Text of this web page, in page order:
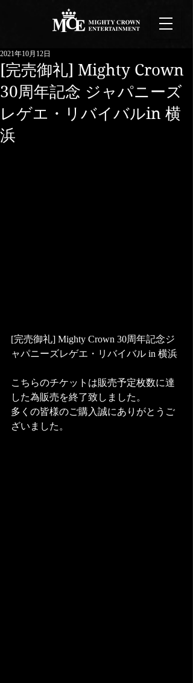
[完売御礼] Mighty Crown
30周年記念 ジャパニーズ
レゲエ・リバイバルin 横
浜
2021年10月12日
[完売御礼] Mighty Crown 30周年記念ジ
ャパニーズレゲエ・リバイバル in 横浜
こちらのチケットは販売予定枚数に達
した為販売を終了致しました。
多くの皆様のご購入誠にありがとうご
ざいました。